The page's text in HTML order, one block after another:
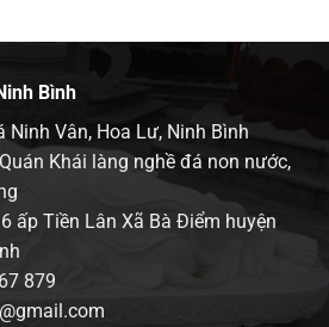
Bình
Ninh Vân, Hoa Lư, Ninh Bình
Khái làng nghề đá non nước,
ấp Tiền Lân Xã Bà Điểm huyện
879